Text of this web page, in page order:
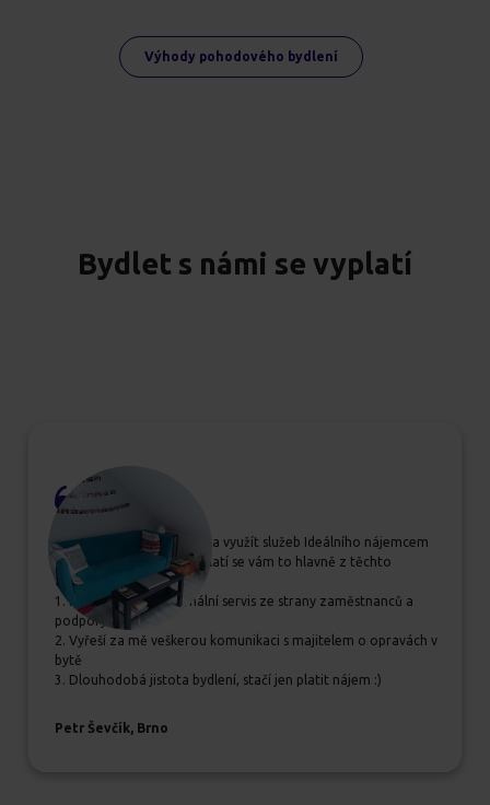
Výhody pohodového bydlení
Bydlet s námi se vyplatí
Pokud se rozhodujete, zda využít služeb Ideálního nájemcem
určitě jim dejte šanci, vyplatí se vám to hlavně z těchto
důvodů:
1. Příjemný a profesionální servis ze strany zaměstnanců a
podpory
2. Vyřeší za mě veškerou komunikaci s majitelem o opravách v
bytě
3. Dlouhodobá jistota bydlení, stačí jen platit nájem :)
Petr Ševčík, Brno